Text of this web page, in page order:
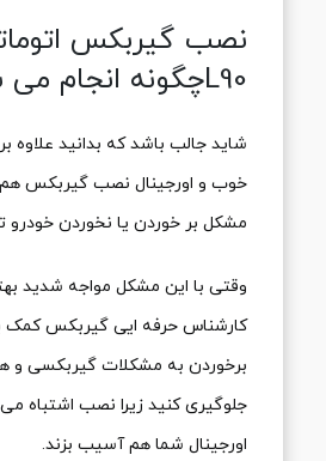
نصب گیربکس
L90چگونه انجام می شود؟
شاید جالب باشد که بدانید علاوه
خوب و اورجینال نصب گیربکس هم
مشکل بر خوردن یا نخوردن خودرو
وقتی با این مشکل مواجه شدید
کارشناس حرفه ایی گیربکس کمک
برخوردن به مشکلات گیربکسی و
جلوگیری کنید زیرا نصب اشتباه
اورجینال شما هم آسیب بزند.